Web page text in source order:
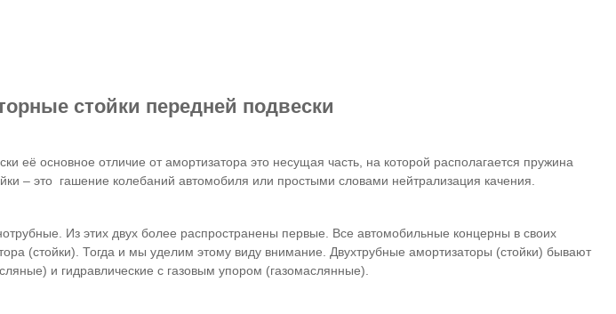
стойки передней подвески
её основное отличие от амортизатора это несущая часть, на которой располагается пружина
– это гашение колебаний автомобиля или простыми словами нейтрализация качения.
Из этих двух более распространены первые. Все автомобильные концерны в своих
(стойки). Тогда и мы уделим этому виду внимание. Двухтрубные амортизаторы (стойки) бывают
и гидравлические с газовым упором (газомаслянные).